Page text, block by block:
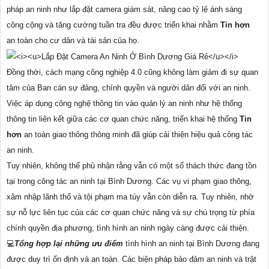
pháp an ninh như lắp đặt camera giám sát, nâng cao tỷ lệ ánh sáng
công cộng và tăng cường tuần tra đều được triển khai nhằm Tin hơn
an toàn cho cư dân và tài sản của họ.
Đồng thời, cách mạng công nghiệp 4.0 cũng không làm giảm đi sự quan
tâm của Ban cán sự đảng, chính quyền và người dân đối với an ninh.
Việc áp dụng công nghệ thông tin vào quản lý an ninh như hệ thống
thông tin liên kết giữa các cơ quan chức năng, triển khai hệ thống Tin
hơn an toàn giao thông thông minh đã giúp cải thiện hiệu quả công tác
an ninh.
Tuy nhiên, không thể phủ nhận rằng vẫn có một số thách thức đang tồn
tại trong công tác an ninh tại Bình Dương. Các vụ vi phạm giao thông,
xâm nhập lãnh thổ và tội phạm ma túy vẫn còn diễn ra. Tuy nhiên, nhờ
sự nỗ lực liên tục của các cơ quan chức năng và sự chú trọng từ phía
chính quyền địa phương, tình hình an ninh ngày càng được cải thiện.
💻 Tổng hợp lại những ưu điểm tình hình an ninh tại Bình Dương đang
được duy trì ổn định và an toàn. Các biện pháp bảo đảm an ninh và trật